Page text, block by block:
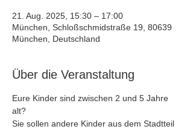
21. Aug. 2025, 15:30 – 17:00
München, Schloßschmidstraße 19, 80639
München, Deutschland
Über die Veranstaltung
Eure Kinder sind zwischen 2 und 5 Jahre
alt?
Sie sollen andere Kinder aus dem Stadtteil